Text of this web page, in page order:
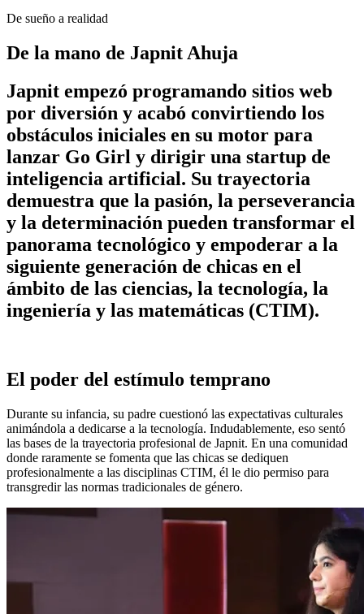
De sueño a realidad
De la mano de Japnit Ahuja
Japnit empezó programando sitios web
por diversión y acabó convirtiendo los
obstáculos iniciales en su motor para
lanzar Go Girl y dirigir una startup de
inteligencia artificial. Su trayectoria
demuestra que la pasión, la perseverancia
y la determinación pueden transformar el
panorama tecnológico y empoderar a la
siguiente generación de chicas en el
ámbito de las ciencias, la tecnología, la
ingeniería y las matemáticas (CTIM).
El poder del estímulo temprano
Durante su infancia, su padre cuestionó las expectativas culturales
animándola a dedicarse a la tecnología. Indudablemente, eso sentó
las bases de la trayectoria profesional de Japnit. En una comunidad
donde raramente se fomenta que las chicas se dediquen
profesionalmente a las disciplinas CTIM, él le dio permiso para
transgredir las normas tradicionales de género.